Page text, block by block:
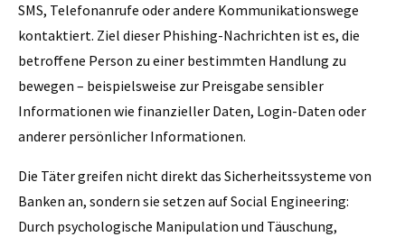
SMS, Telefonanrufe oder andere Kommunikationswege
kontaktiert. Ziel dieser Phishing-Nachrichten ist es, die
betroffene Person zu einer bestimmten Handlung zu
bewegen – beispielsweise zur Preisgabe sensibler
Informationen wie finanzieller Daten, Login-Daten oder
anderer persönlicher Informationen.
Die Täter greifen nicht direkt das Sicherheitssysteme von
Banken an, sondern sie setzen auf Social Engineering:
Durch psychologische Manipulation und Täuschung,